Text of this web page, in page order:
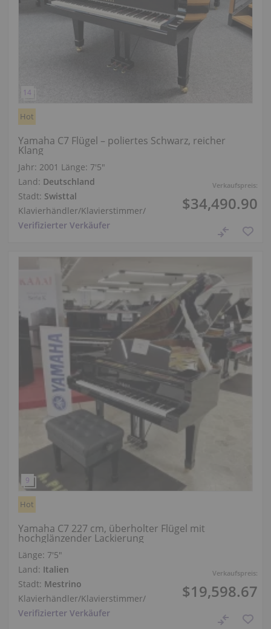
Verkaufspreis:
$34,490.90
Hot
Yamaha C7 Flügel – poliertes Schwarz, reicher
Klang
Jahr: 2001 Länge: 7′5″
Land: Deutschland
Stadt: Swisttal
Klavierhändler/Klavierstimmer/
Verifizierter Verkäufer
Verkaufspreis:
$19,598.67
Hot
Yamaha C7 227 cm, überholter Flügel mit
hochglänzender Lackierung
Länge: 7′5″
Land: Italien
Stadt: Mestrino
Klavierhändler/Klavierstimmer/
Verifizierter Verkäufer